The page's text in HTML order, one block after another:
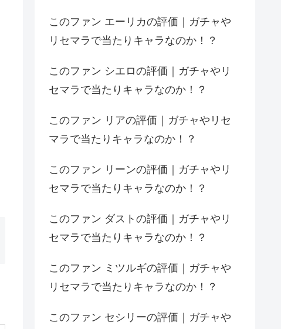
このファン エーリカの評価｜ガチャや
リセマラで当たりキャラなのか！？
このファン シエロの評価｜ガチャやリ
セマラで当たりキャラなのか！？
このファン リアの評価｜ガチャやリセ
マラで当たりキャラなのか！？
このファン リーンの評価｜ガチャやリ
セマラで当たりキャラなのか！？
このファン ダストの評価｜ガチャやリ
セマラで当たりキャラなのか！？
このファン ミツルギの評価｜ガチャや
リセマラで当たりキャラなのか！？
このファン セシリーの評価｜ガチャや